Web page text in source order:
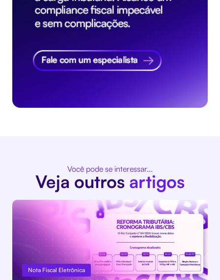
Você pode se interessar...
Veja outros artigos
Nota Fiscal Eletrônica